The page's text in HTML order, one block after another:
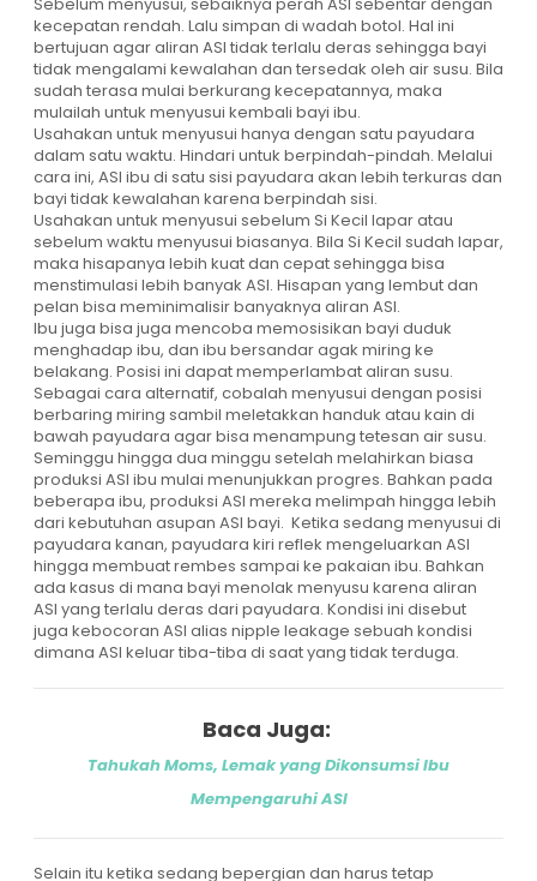
kecepatan rendah. Lalu simpan di wadah botol. Hal ini
bertujuan agar aliran ASI tidak terlalu deras sehingga bayi
tidak mengalami kewalahan dan tersedak oleh air susu. Bila
sudah terasa mulai berkurang kecepatannya, maka
mulailah untuk menyusui kembali bayi ibu.
Usahakan untuk menyusui hanya dengan satu payudara
dalam satu waktu. Hindari untuk berpindah-pindah. Melalui
cara ini, ASI ibu di satu sisi payudara akan lebih terkuras dan
bayi tidak kewalahan karena berpindah sisi.
Usahakan untuk menyusui sebelum Si Kecil lapar atau
sebelum waktu menyusui biasanya. Bila Si Kecil sudah lapar,
maka hisapanya lebih kuat dan cepat sehingga bisa
menstimulasi lebih banyak ASI. Hisapan yang lembut dan
pelan bisa meminimalisir banyaknya aliran ASI.
Ibu juga bisa juga mencoba memosisikan bayi duduk
menghadap ibu, dan ibu bersandar agak miring ke
belakang. Posisi ini dapat memperlambat aliran susu.
Sebagai cara alternatif, cobalah menyusui dengan posisi
berbaring miring sambil meletakkan handuk atau kain di
bawah payudara agar bisa menampung tetesan air susu.
Seminggu hingga dua minggu setelah melahirkan biasa
produksi ASI ibu mulai menunjukkan progres. Bahkan pada
beberapa ibu, produksi ASI mereka melimpah hingga lebih
dari kebutuhan asupan ASI bayi. Ketika sedang menyusui di
payudara kanan, payudara kiri reflek mengeluarkan ASI
hingga membuat rembes sampai ke pakaian ibu. Bahkan
ada kasus di mana bayi menolak menyusu karena aliran
ASI yang terlalu deras dari payudara. Kondisi ini disebut
juga kebocoran ASI alias nipple leakage sebuah kondisi
dimana ASI keluar tiba-tiba di saat yang tidak terduga.
Baca Juga:
Tahukah Moms, Lemak yang Dikonsumsi Ibu
Mempengaruhi ASI
Selain itu ketika sedang bepergian dan harus tetap